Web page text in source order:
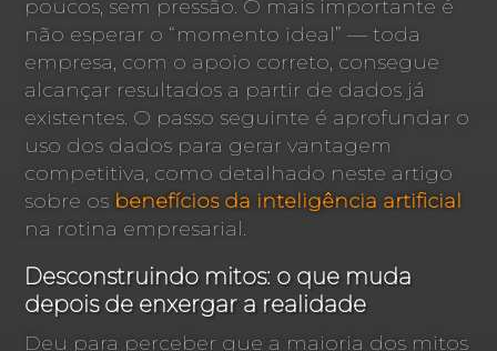
poucos, sem pressão. O mais importante é
não esperar o “momento ideal” — toda
empresa, com o apoio correto, consegue
alcançar resultados a partir de dados já
existentes. O passo seguinte é aprofundar o
uso dos dados para gerar vantagem
competitiva, como detalhado neste artigo
sobre os benefícios da inteligência artificial
na rotina empresarial.
Desconstruindo mitos: o que muda
depois de enxergar a realidade
Deu para perceber que a maioria dos mitos